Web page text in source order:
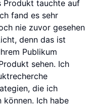
Produkt tauchte auf
fand es sehr
nie zuvor gesehen
denn das ist
Publikum
sehen. Ich
die ich
können. Ich habe